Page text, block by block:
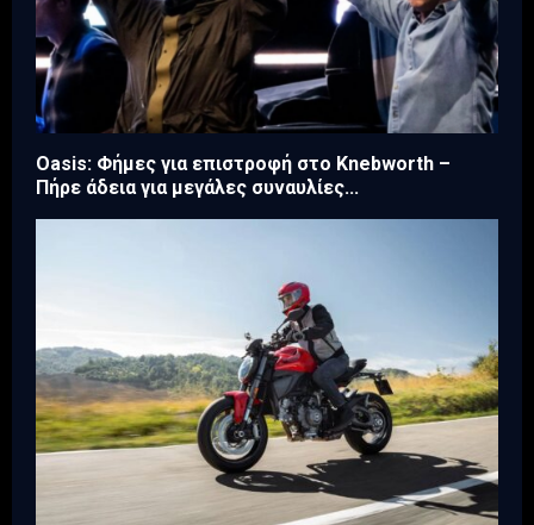
Oasis: Φήμες για επιστροφή στο Knebworth –
Πήρε άδεια για μεγάλες συναυλίες...